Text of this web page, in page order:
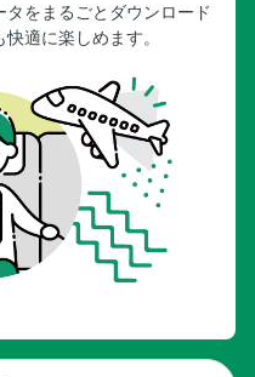
をまるごとダウンロード
適に楽しめます。